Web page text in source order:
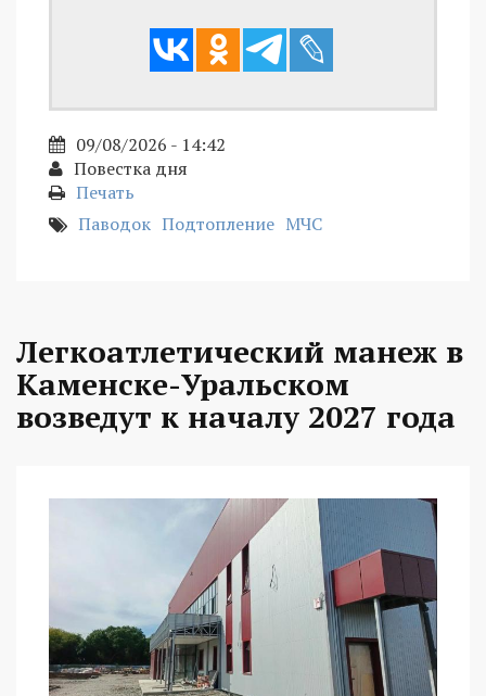
09/08/2026 - 14:42
Повестка дня
Печать
Паводок Подтопление МЧС
Легкоатлетический манеж в
Каменске-Уральском
возведут к началу 2027 года